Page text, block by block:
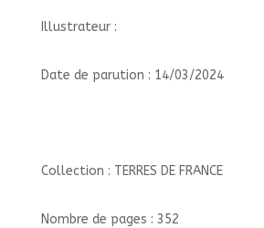
Illustrateur :
Date de parution : 14/03/2024
Collection : TERRES DE FRANCE
Nombre de pages : 352